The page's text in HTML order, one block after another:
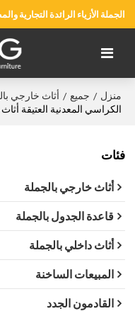
الجملة الأزياء الرائدة التجارية
منزل / جميع / أثاث خارجي
الكراسي المعدنية العتيقة
فئات
أثاث خارجي بالجملة
قاعدة الجدول بالجملة
أثاث داخلي بالجملة
المبيعات الساخنة
القادمون الجدد